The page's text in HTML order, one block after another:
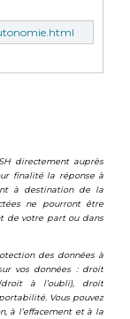
directement auprès
finalité la réponse à
à destination de la
ne pourront être
de votre part ou dans
des données à
vos données : droit
à l’oubli), droit
Vous pouvez
à l’effacement et à la